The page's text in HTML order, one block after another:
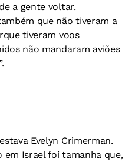
a gente voltar.
que não tiveram a
tiveram voos
não mandaram aviões
Evelyn Crimerman.
em Israel foi tamanha que,